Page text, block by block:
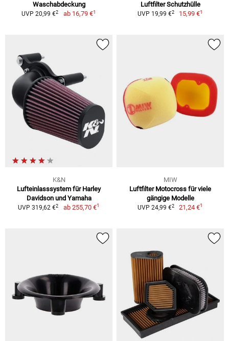
Waschabdeckung
UVP 20,99 €2 ab 16,79 €1
Luftfilter Schutzhülle
UVP 19,99 €2 15,99 €1
K&N
Lufteinlasssystem für Harley
Davidson und Yamaha
UVP 319,62 €2 ab 255,70 €1
MIW
Luftfilter Motocross für viele
gängige Modelle
UVP 24,99 €2 21,24 €1